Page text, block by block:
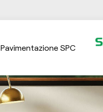
Pavimentazione SPC